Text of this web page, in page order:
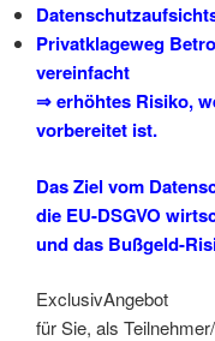
Privatklageweg
vereinfacht
⇒erhöhtes Risiko,
vorbereitet ist.
Das Ziel vom
die EU-DSGVO
und das Bußgeld-
ExclusivAngebot
für Sie, als